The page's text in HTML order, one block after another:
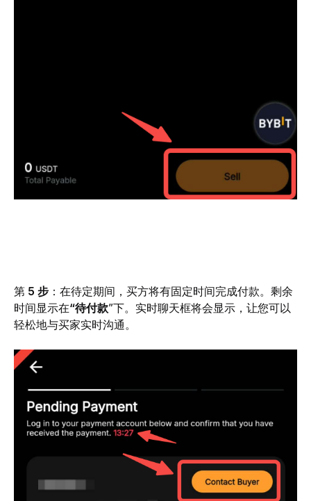
第 5 步 ：在待定期间，买方将有固定时间完成付款。剩余
时间显示在“待付款”下。实时聊天框将会显示，让您可以
轻松地与买家实时沟通。